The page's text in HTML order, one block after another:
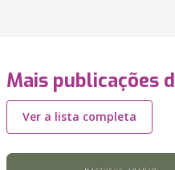
Mais publicações
Ver a lista completa